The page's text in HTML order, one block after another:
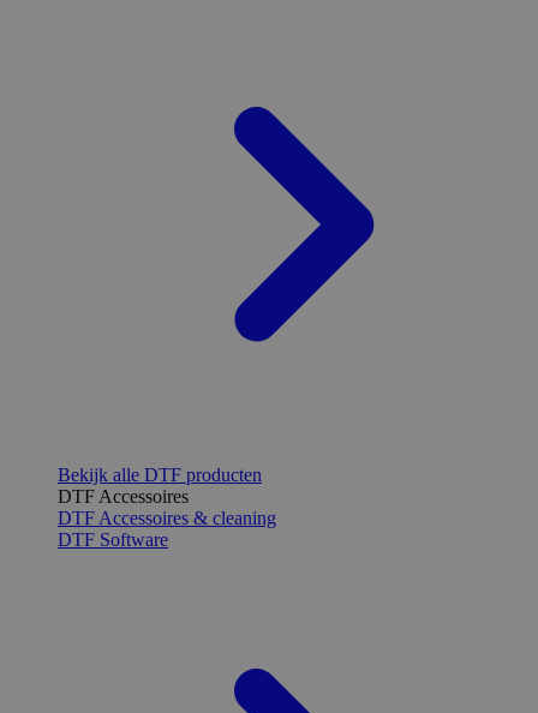
Bekijk alle DTF producten
DTF Accessoires
DTF Accessoires & cleaning
DTF Software